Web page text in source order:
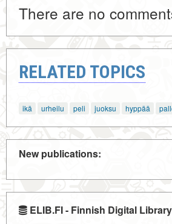
There are no
RELATED TOPICS
ikä urheilu peli juoksu hyppää
New publications:
ELIB.FI - Finnish Digital Library